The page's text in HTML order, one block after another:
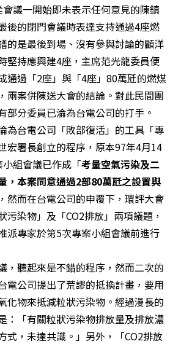
議一開始即未表示任何意見的陳鎮
後的閉門會議時表達支持通過4座燃
的是最後到場、沒有參與討論的顧洋
堅持應興建4座，主席范光龍委員便
通過「2座」與「4座」80萬瓩的燃煤
兩案併陳送大會的結論。對此民間團
部分委員已淪為台電公司的打手。
為台電公司「敗部復活」的工具「專
宏署長創立的程序，原本97年4月14
組會議已作成「考量空氣污染及二
，本案同意通過2部80萬瓩之設置與
然而在台電公司的申覆下，環評大會
污染物」及「CO2排放」兩項議題，
派專家於第5次專案小組會議前進行
，聽起來是不錯的程序，然而二次的
電公司提出了荒謬的抵換計畫，要用
化物來抵減粒狀污染物。經過漫長的
：「有關粒狀污染物排放量及排放濃
式，未達共識。」另外，「CO2排放